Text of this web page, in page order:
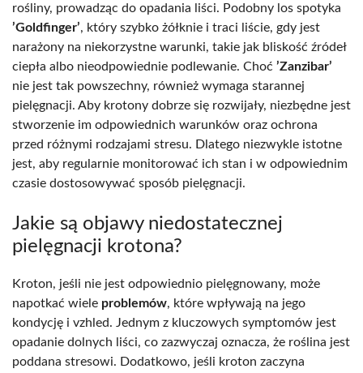
rośliny, prowadząc do opadania liści. Podobny los spotyka
’Goldfinger’, który szybko żółknie i traci liście, gdy jest
narażony na niekorzystne warunki, takie jak bliskość źródeł
ciepła albo nieodpowiednie podlewanie. Choć ’Zanzibar’
nie jest tak powszechny, również wymaga starannej
pielęgnacji. Aby krotony dobrze się rozwijały, niezbędne jest
stworzenie im odpowiednich warunków oraz ochrona
przed różnymi rodzajami stresu. Dlatego niezwykle istotne
jest, aby regularnie monitorować ich stan i w odpowiednim
czasie dostosowywać sposób pielęgnacji.
Jakie są objawy niedostatecznej
pielęgnacji krotona?
Kroton, jeśli nie jest odpowiednio pielęgnowany, może
napotkać wiele problemów, które wpływają na jego
kondycję i vzhled. Jednym z kluczowych symptomów jest
opadanie dolnych liści, co zazwyczaj oznacza, że roślina jest
poddana stresowi. Dodatkowo, jeśli kroton zaczyna